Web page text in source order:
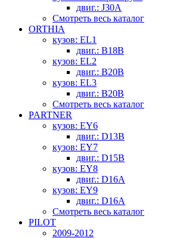
двиг.: J30A
Смотреть весь каталог
ORTHIA
кузов: EL1
двиг.: B18B
кузов: EL2
двиг.: B20B
кузов: EL3
двиг.: B20B
Смотреть весь каталог
PARTNER
кузов: EY6
двиг.: D13B
кузов: EY7
двиг.: D15B
кузов: EY8
двиг.: D16A
кузов: EY9
двиг.: D16A
Смотреть весь каталог
PILOT
2009-2012